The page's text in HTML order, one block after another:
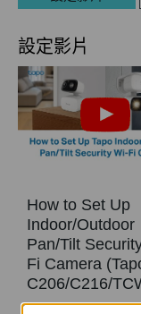
設定影片
How to Set Up
Indoor/Outdoor
Pan/Tilt
Fi Camera
C206/C216/